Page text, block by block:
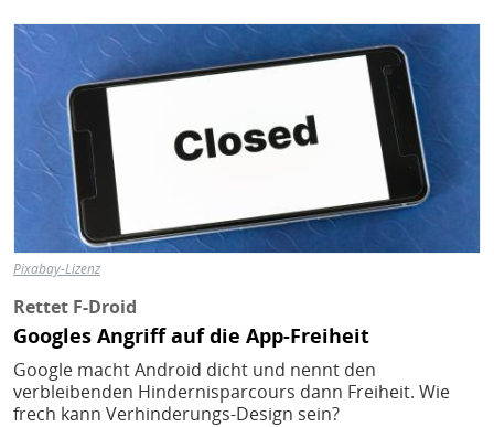
Bild
Pixabay-Lizenz
Rettet F-Droid
Googles Angriff auf die App-Freiheit
Google macht Android dicht und nennt den
verbleibenden Hindernisparcours dann Freiheit. Wie
frech kann Verhinderungs-Design sein?